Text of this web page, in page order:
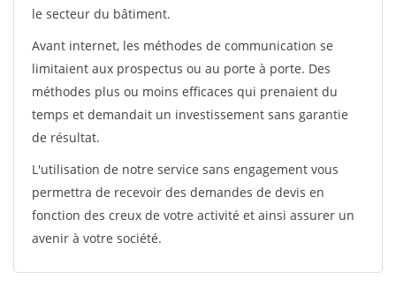
le secteur du bâtiment.
Avant internet, les méthodes de communication se
limitaient aux prospectus ou au porte à porte. Des
méthodes plus ou moins efficaces qui prenaient du
temps et demandait un investissement sans garantie
de résultat.
L'utilisation de notre service sans engagement vous
permettra de recevoir des demandes de devis en
fonction des creux de votre activité et ainsi assurer un
avenir à votre société.